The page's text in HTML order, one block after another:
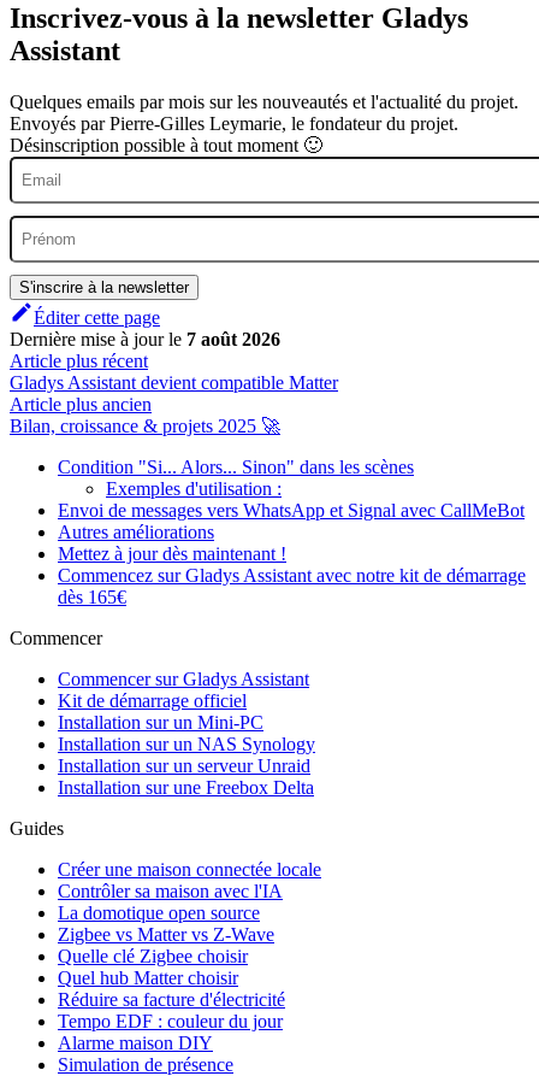
Inscrivez-vous à la newsletter Gladys
Assistant
Quelques emails par mois sur les nouveautés et l'actualité du projet.
Envoyés par Pierre-Gilles Leymarie, le fondateur du projet.
Désinscription possible à tout moment 🙂
S'inscrire à la newsletter
Éditer cette page
Dernière mise à jourle 7 août 2026
Article plus récent
Gladys Assistant devient compatible Matter
Article plus ancien
Bilan, croissance & projets 2025 🚀
Condition "Si... Alors... Sinon" dans les scènes
Exemples d'utilisation :
Envoi de messages vers WhatsApp et Signal avec CallMeBot
Autres améliorations
Mettez à jour dès maintenant !
Commencez sur Gladys Assistant avec notre kit de démarrage
dès 165€
Commencer
Commencer sur Gladys Assistant
Kit de démarrage officiel
Installation sur un Mini-PC
Installation sur un NAS Synology
Installation sur un serveur Unraid
Installation sur une Freebox Delta
Guides
Créer une maison connectée locale
Contrôler sa maison avec l'IA
La domotique open source
Zigbee vs Matter vs Z-Wave
Quelle clé Zigbee choisir
Quel hub Matter choisir
Réduire sa facture d'électricité
Tempo EDF : couleur du jour
Alarme maison DIY
Simulation de présence